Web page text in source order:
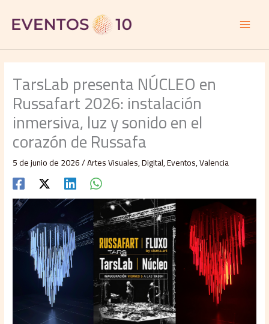
contenido
TarsLab presenta NÚCLEO en
Russafart 2026: instalación
inmersiva, luz y sonido en el
corazón de Russafa
5 de junio de 2026/Artes Visuales,Digital,Eventos,Valencia